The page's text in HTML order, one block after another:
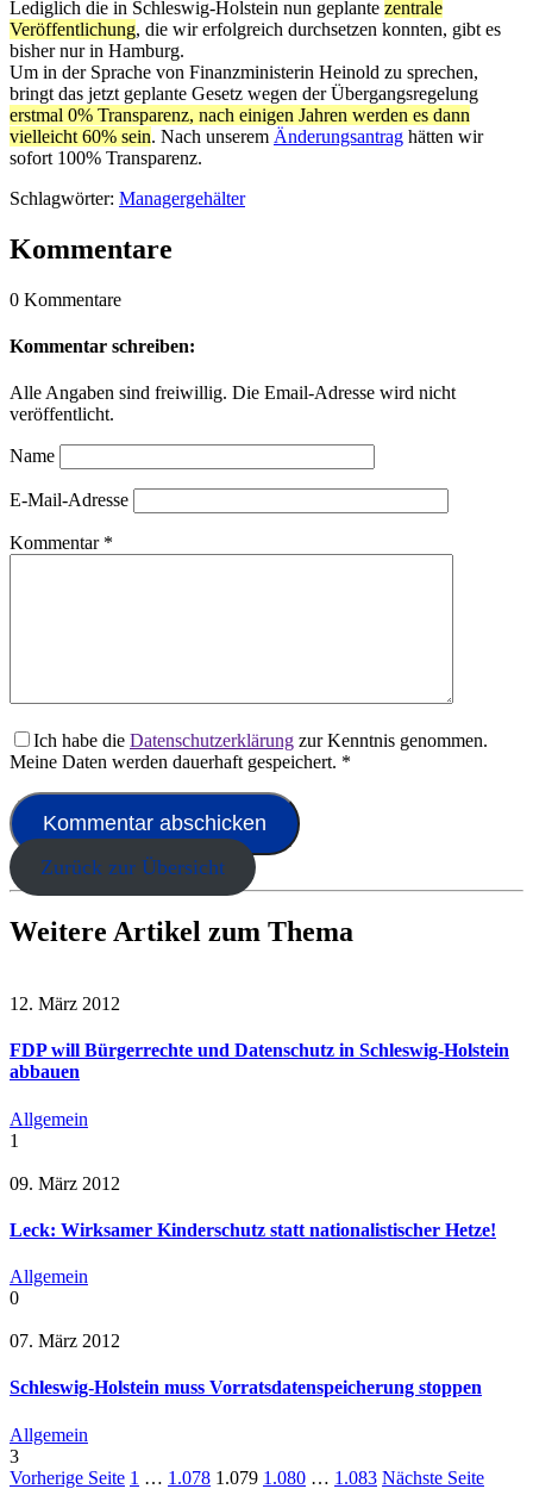
Lediglich die in Schleswig-Holstein nun geplante zentrale
Veröffentlichung, die wir erfolgreich durchsetzen konnten, gibt es
bisher nur in Hamburg.
Um in der Sprache von Finanzministerin Heinold zu sprechen,
bringt das jetzt geplante Gesetz wegen der Übergangsregelung
erstmal 0% Transparenz, nach einigen Jahren werden es dann
vielleicht 60% sein. Nach unserem Änderungsantrag hätten wir
sofort 100% Transparenz.
Schlagwörter: Managergehälter
Kommentare
0 Kommentare
Kommentar schreiben:
Alle Angaben sind freiwillig. Die Email-Adresse wird nicht
veröffentlicht.
Name
E-Mail-Adresse
Kommentar *
Ich habe die Datenschutzerklärung zur Kenntnis genommen.
Meine Daten werden dauerhaft gespeichert. *
Zurück zur Übersicht
Weitere Artikel zum Thema
12. März 2012
FDP will Bürgerrechte und Datenschutz in Schleswig-Holstein
abbauen
Allgemein
1
09. März 2012
Leck: Wirksamer Kinderschutz statt nationalistischer Hetze!
Allgemein
0
07. März 2012
Schleswig-Holstein muss Vorratsdatenspeicherung stoppen
Allgemein
3
Vorherige Seite 1 … 1.078 1.079 1.080 … 1.083 Nächste Seite